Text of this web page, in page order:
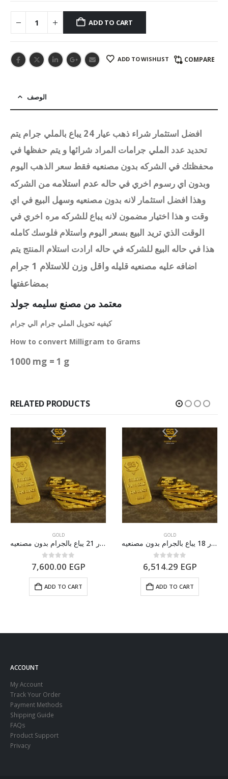
ADD TO CART
ADD TO WISHLIST COMPARE
الوصف
افضل استثمار شراء ذهب عيار 24 يباع بالملي جرام يتم
تحديد عدد الملي جرامات المراد شرائها و يتم حفظها في
محفظتك في الشركه بدون مصنعيه فقط سعر الذهب اليوم
وبدون اي رسوم اخري في حاله عدم استلامه من الشركه
وهذا افضل استثمار لانه بدون مصنعيه وسهل البيع في اي
وقت و هذا اختيار مضمون لانه يباع للشركه مره اخري في
الوقت الذي تريد البيع بسعر اليوم واستلام فلوسك كامله
هذا في حاله البيع للشركه في حاله ارادت استلام المنتج يتم
اضافه عليه مصنعيه قليله و
اقل وزن للاستلام 1 جرام
بمضاعفتها
معتمد من مصنع سليمه جولد
كيفيه تحويل الملي جرام الي جرام
How to convert Milligram to Grams
1000 mg = 1 g
RELATED PRODUCTS
GOLD
ذهب عيار 21 يباع بالجرام بدون مصنعيه
0out of 5
7,600.00 EGP
ADD TO CART
GOLD
ذهب عيار 18 يباع بالجرام بدون مصنعيه
0out of 5
6,514.29 EGP
ADD TO CART
ACCOUNT
My Account
Track Your Order
Payment Methods
Shipping Guide
FAQs
Product Support
Privacy